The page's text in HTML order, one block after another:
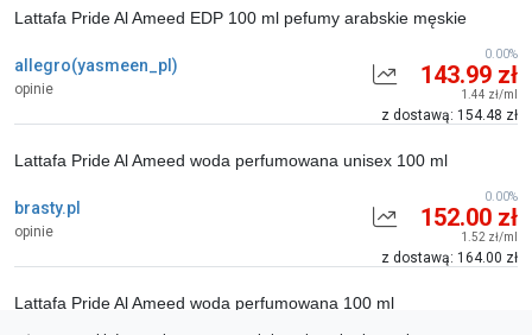
allegro(yasmeen_pl)
opinie
Lattafa Pride Al Ameed EDP 100 ml pefumy arabskie męskie
143.99 zł
1.44 zł/ml
z dostawą: 154.48 zł
0.00%
brasty.pl
opinie
Lattafa Pride Al Ameed woda perfumowana unisex 100 ml
152.00 zł
1.52 zł/ml
z dostawą: 164.00 zł
0.00%
Lattafa Pride Al Ameed woda perfumowana 100 ml